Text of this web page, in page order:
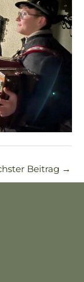
Beitrag →